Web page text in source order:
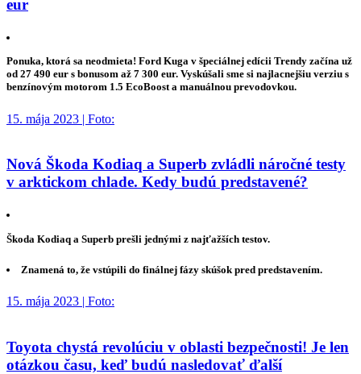
eur
Ponuka, ktorá sa neodmieta! Ford Kuga v špeciálnej edícii Trendy začína už
od 27 490 eur s bonusom až 7 300 eur. Vyskúšali sme si najlacnejšiu verziu s
benzínovým motorom 1.5 EcoBoost a manuálnou prevodovkou.
15. mája 2023 | Foto:
Nová Škoda Kodiaq a Superb zvládli náročné testy
v arktickom chlade. Kedy budú predstavené?
Škoda Kodiaq a Superb prešli jednými z najťažších testov.
Znamená to, že vstúpili do finálnej fázy skúšok pred predstavením.
15. mája 2023 | Foto:
Toyota chystá revolúciu v oblasti bezpečnosti! Je len
otázkou času, keď budú nasledovať ďalší